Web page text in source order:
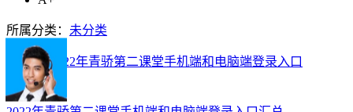
所属分类： 未分类